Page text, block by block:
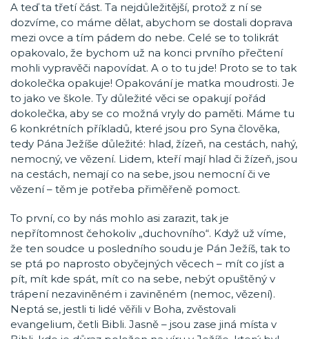
A teď ta třetí část. Ta nejdůležitější, protož z ní se
dozvíme, co máme dělat, abychom se dostali doprava
mezi ovce a tím pádem do nebe. Celé se to tolikrát
opakovalo, že bychom už na konci prvního přečtení
mohli vypravěči napovídat. A o to tu jde! Proto se to tak
dokolečka opakuje! Opakování je matka moudrosti. Je
to jako ve škole. Ty důležité věci se opakují pořád
dokolečka, aby se co možná vryly do paměti. Máme tu
6 konkrétních příkladů, které jsou pro Syna člověka,
tedy Pána Ježíše důležité: hlad, žízeň, na cestách, nahý,
nemocný, ve vězení. Lidem, kteří mají hlad či žízeň, jsou
na cestách, nemají co na sebe, jsou nemocní či ve
vězení – těm je potřeba přiměřeně pomoct.
To první, co by nás mohlo asi zarazit, tak je
nepřítomnost čehokoliv „duchovního“. Když už víme,
že ten soudce u posledního soudu je Pán Ježíš, tak to
se ptá po naprosto obyčejných věcech – mít co jíst a
pít, mít kde spát, mít co na sebe, nebýt opuštěný v
trápení nezaviněném i zaviněném (nemoc, vězení).
Neptá se, jestli ti lidé věřili v Boha, zvěstovali
evangelium, četli Bibli. Jasně – jsou zase jiná místa v